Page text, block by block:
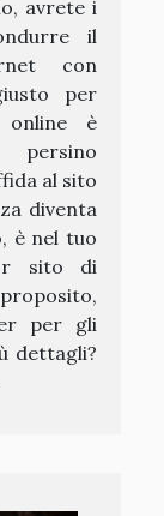
avrete i
il
con
per
online è
persino
al sito
diventa
è nel tuo
sito di
per gli
dettagli?